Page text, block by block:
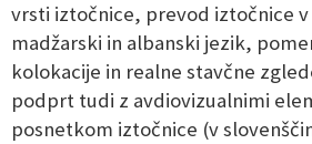
vrsti iztočnice, prevod iztočnice
madžarski in albanski jezik,
kolokacije in realne stavčne
podprt tudi z avdiovizualnimi
posnetkom iztočnice (v